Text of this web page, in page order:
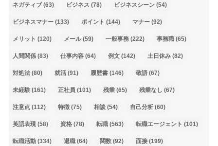
ネガティブ(63) ビジネス (78) ビジネスシーン(54)
ビジネスマナー(133) ポイント (144) マナー(92)
メリット (120) メール(59) 一般事務(222) 事務職(65)
人間関係(83) 仕事内容(64) 例文(142) 土日休み(82)
対処法(80) 就活(91) 履歴書(146) 敬語(67)
未経験(161) 正社員 (101) 残業(65) 残業なし (67)
注意点(112) 特徴(75) 相談(54) 自己分析(60)
英語表現(58) 資格(78) 転職(563) 転職エージェント (101)
転職活動(334) 退職(64) 関数(92) 面接(199)